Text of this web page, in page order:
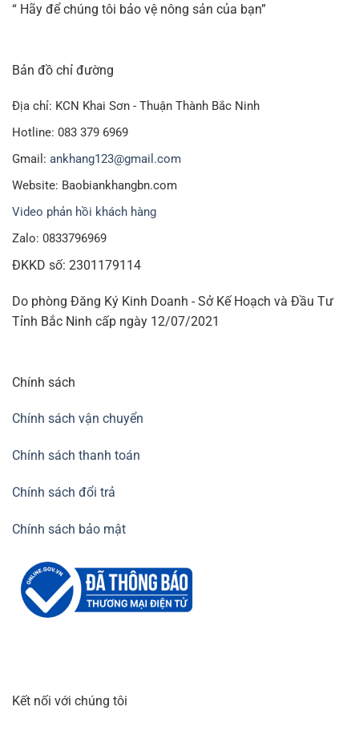
“ Hãy để chúng tôi bảo vệ nông sản của bạn”
Bản đồ chỉ đường
Địa chỉ: KCN Khai Sơn - Thuận Thành Bắc Ninh
Hotline: 083 379 6969
Gmail: ankhang123@gmail.com
Website: Baobiankhangbn.com
Video phản hồi khách hàng
Zalo: 0833796969
ĐKKD số: 2301179114
Do phòng Đăng Ký Kinh Doanh - Sở Kế Hoạch và Đầu Tư
Tỉnh Bắc Ninh cấp ngày 12/07/2021
Chính sách
Chính sách vận chuyển
Chính sách thanh toán
Chính sách đổi trả
Chính sách bảo mật
Kết nối với chúng tôi